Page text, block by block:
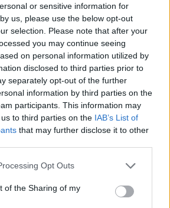
or sensitive information for
us, please use the below opt-out
selection. Please note that after your
you may continue seeing
on personal information utilized by
disclosed to third parties prior to
separately opt-out of the further
information by third parties on the
participants. This information may
to third parties on the IAB’s List of
that may further disclose it to other
website/app uses one or more Google
or usage behaviour. You may click to
to Google and its third-party tags to
Opt Outs
of the Sharing of my
2000 kilométerre
az izraeli légierő
legnagyobb
jelenti -, ami miatt a
légi utántöltést kellett
küldetés során. Az IDF
repülőgép
a bázisra a
után.
Al-Masirah legalább
számolt be a csapások